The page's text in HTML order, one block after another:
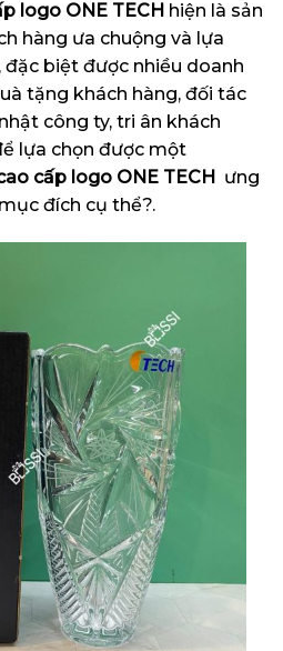
logo ONE TECH hiện là sản
hàng ưa chuộng và lựa
biệt được nhiều doanh
tặng khách hàng, đối tác
công ty, tri ân khách
lựa chọn được một
cấp logo ONE TECH ưng
đích cụ thể?.